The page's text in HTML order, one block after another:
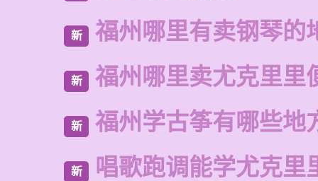
新 福州哪里有卖钢琴的
新 福州哪里卖尤克里里
新 福州学古筝有哪些地
新 唱歌跑调能学尤克里